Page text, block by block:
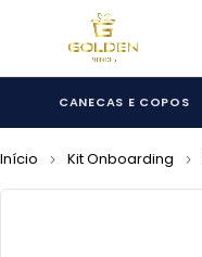
CANECAS E COPOS
Início Kit Onboarding